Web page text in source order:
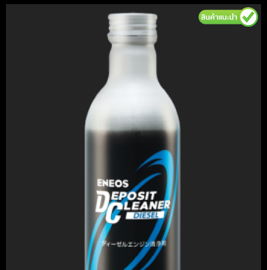
ติดต่อเรา